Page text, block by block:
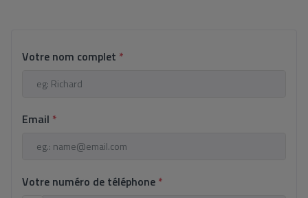
Votre nom complet *
Email *
Votre numéro de téléphone *